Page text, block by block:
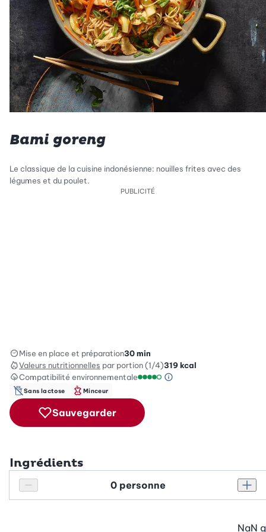
Bami goreng
Le classique de la cuisine indonésienne: nouilles frites avec des
légumes et du poulet.
PUBLICITÉ
Mise en place et préparation30 min
Valeurs nutritionnelles par portion (1/4)319kcal
Compatibilité environnementale
Information sur
Sans lactose Minceur
Sauvegarder
Ingrédients
Réduire le nombre de personnes
Personnes
NaN g